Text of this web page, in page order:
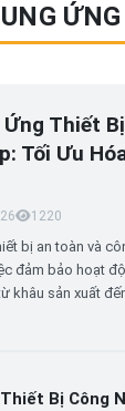
ỨNG
Thiết
Tối Ưu
1220
bị an toàn và
đảm bảo hoạt
khâu sản xuất
Bị Công